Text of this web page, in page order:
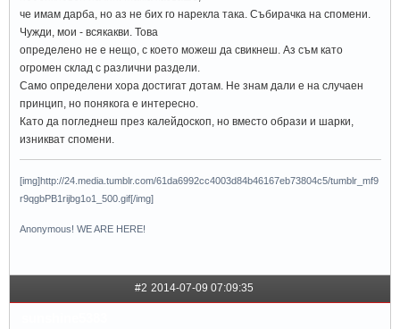
че имам дарба, но аз не бих го нарекла така. Събирачка на спомени.
Чужди, мои - всякакви. Това
определено не е нещо, с което можеш да свикнеш. Аз съм като
огромен склад с различни раздели.
Само определени хора достигат дотам. Не знам дали е на случаен
принцип, но понякога е интересно.
Като да погледнеш през калейдоскоп, но вместо образи и шарки,
изникват спомени.
[img]http://24.media.tumblr.com/61da6992cc4003d84b46167eb73804c5/tumblr_mf9
r9qgbPB1rijbg1o1_500.gif[/img]
Anonymous! WE ARE HERE!
#2 2014-07-09 07:09:35